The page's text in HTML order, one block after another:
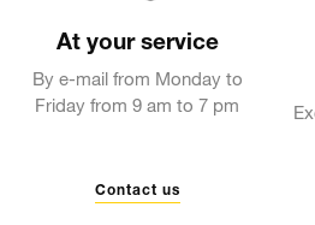
By e-mail from Monday to
Friday from 9 am to 7 pm